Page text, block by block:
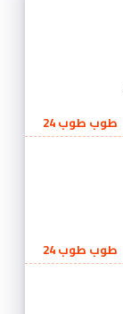
طوب طوب 24
طوب طوب 24